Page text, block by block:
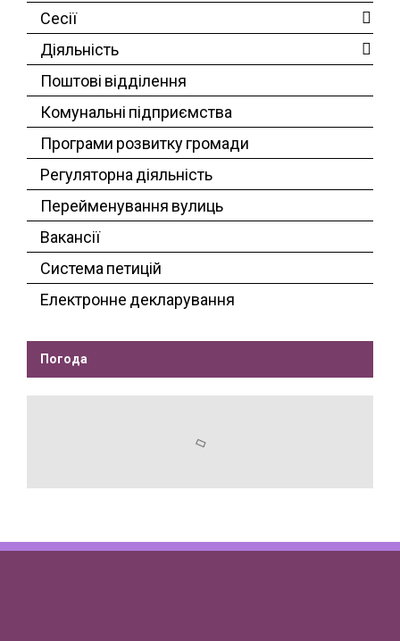
Сесії
Діяльність
Поштові відділення
Комунальні підприємства
Програми розвитку громади
Регуляторна діяльність
Перейменування вулиць
Вакансії
Система петицій
Електронне декларування
Погода